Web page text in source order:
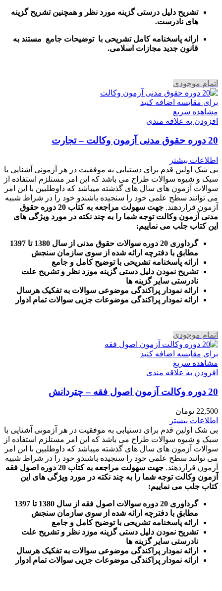
تشریح دلیل درستی گزینه مورد نظر و همچنین تشریح گزینه
های نادرست.
ارائه پاسخنامه کامل تشریحی با توضیحات جامع مستند به
قانون جدید مجازات اسلامی.
اتمام موجودی
برای مقایسه اضافه کنید
مشاهده سریع
افزودن به علاقه مندی
20 دوره حقوق مدنی آزمون وکالت – تجارت
اطلاعات بیشتر
بی شک اولین قدم برای دستیابی به موفقیت در هر آزمونی آشنایی با
سبک و شیوه سوالات طراح می باشد که این امر مستلزم استفاده از
سوالات آزمون های سال های گذشته میباشد که داوطلبین با این امر
می توانند سطح علمی خود را سنجیده باشندو خود را در شراط شبیه
آزمون قراردهند.
جهت سهولت مراجعه به کتاب 20 دوره حقوق
مدنی آزمون وکالت توجه شما را به چند نکته در مورد ویژگی های
این کتاب جلب می نماییم:
گرداوری 20 دوره سوالات حقوق مدنی از سال 1380 تا 1397
مطابق با دفترچه ارائه شده از سوی سازمان سنجش
ارائه پاسخنامه تشریحی با توضیح کامل و جامع
تشریح نمودن دلیل دستی گزینه موزد نظر و تشریح علت
نادرستی سایر گزینه ها
ارائه نمودار پراکندگی موضوعی سوالات به تفکیک هرسال
رائه نمودار پراکندگی موضوعات جزیی سوالات تمام ادوار
اتمام موجودی
برای مقایسه اضافه کنید
مشاهده سریع
افزودن به علاقه مندی
20 دوره وکالت آزمون اصول فقه – چتردانش
22,500 تومان
اطلاعات بیشتر
بی شک اولین قدم برای دستیابی به موفقیت در هر آزمونی آشنایی با
سبک و شیوه سوالات طراح می باشد که این امر مستلزم استفاده از
سوالات آزمون های سال های گذشته میباشد که داوطلبین با این امر
می توانند سطح علمی خود را سنجیده باشندو خود را در شراط شبیه
آزمون قراردهند.
جهت سهولت مراجعه به کتاب 20 دوره اصول فقه
آزمون وکالت توجه شما را به چند نکته در مورد ویژگی های این
کتاب جلب می نماییم:
گرداوری 20 دوره سوالات اصول فقه از سال 1380 تا 1397
مطابق با دفترچه ارائه شده از سوی سازمان سنجش
ارائه پاسخنامه تشریحی با توضیح کامل و جامع
تشریح نمودن دلیل دستی گزینه موزد نظر و تشریح علت
نادرستی سایر گزینه ها
ارائه نمودار پراکندگی موضوعی سوالات به تفکیک هرسال
رائه نمودار پراکندگی موضوعات جزیی سوالات تمام ادوار